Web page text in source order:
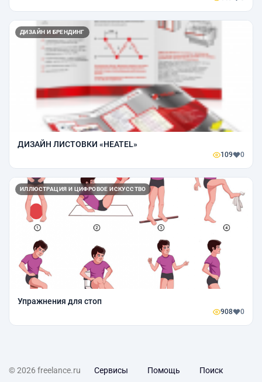
ДИЗАЙН И БРЕНДИНГ
ДИЗАЙН ЛИСТОВКИ «HEATEL»
109 0
ИЛЛЮСТРАЦИЯ И ЦИФРОВОЕ ИСКУССТВО
Упражнения для стоп
908 0
© 2026 freelance.ru Сервисы Помощь Поиск